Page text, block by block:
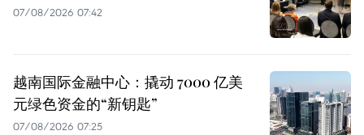
07/08/2026 07:42
越南国际金融中心：撬动 7000 亿美
元绿色资金的“新钥匙”
07/08/2026 07:25